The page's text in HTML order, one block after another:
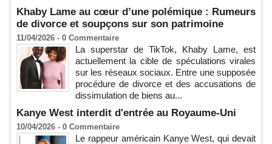
Khaby Lame au cœur d’une polémique : Rumeurs
de divorce et soupçons sur son patrimoine
11/04/2026 - 0 Commentaire
La superstar de TikTok, Khaby Lame, est
actuellement la cible de spéculations virales
sur les réseaux sociaux. Entre une supposée
procédure de divorce et des accusations de
dissimulation de biens au...
Kanye West interdit d'entrée au Royaume-Uni
10/04/2026 - 0 Commentaire
Le rappeur américain Kanye West, qui devait